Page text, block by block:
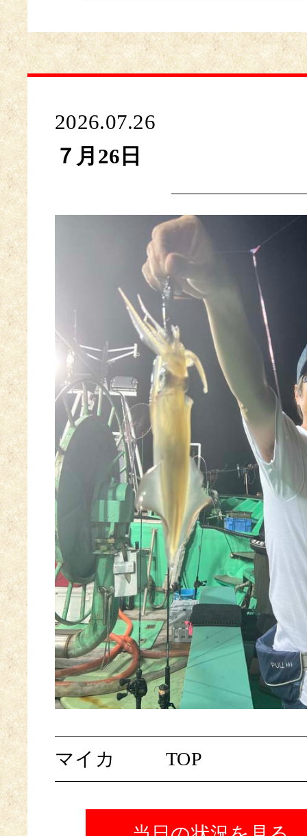
2026.07.26
７月26日
マイカ TOP